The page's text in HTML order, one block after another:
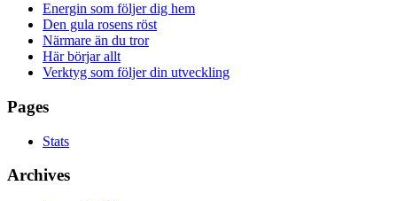
Energin som följer dig hem
Den gula rosens röst
Närmare än du tror
Här börjar allt
Verktyg som följer din utveckling
Pages
Stats
Archives